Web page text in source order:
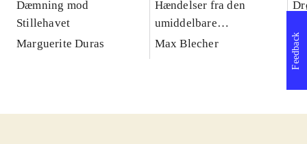
Dæmning mod
Stillehavet
Marguerite Duras
Hændelser fra den
umiddelbare
uvirkelighed
Max Blecher Feedback